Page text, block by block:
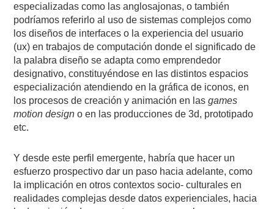
especializadas como las anglosajonas, o también
podríamos referirlo al uso de sistemas complejos como
los diseños de interfaces o la experiencia del usuario
(ux) en trabajos de computación donde el significado de
la palabra diseño se adapta como emprendedor
designativo, constituyéndose en las distintos espacios
especialización atendiendo en la gráfica de iconos, en
los procesos de creación y animación en lasgames
motion design o en las producciones de 3d, prototipado
etc.
Y desde este perfil emergente, habría que hacer un
esfuerzo prospectivo dar un paso hacia adelante, como
la implicación en otros contextos socio- culturales en
realidades complejas desde datos experienciales, hacia